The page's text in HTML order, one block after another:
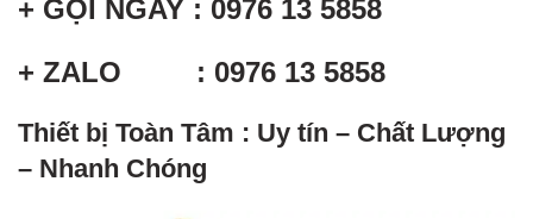
+ GỌI NGAY : 0976 13 5858
+ ZALO : 0976 13 5858
Thiết bị Toàn Tâm : Uy tín – Chất Lượng
– Nhanh Chóng